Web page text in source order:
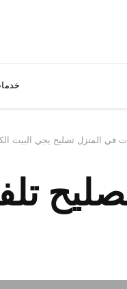
في المنزل تصليح يجي البيت